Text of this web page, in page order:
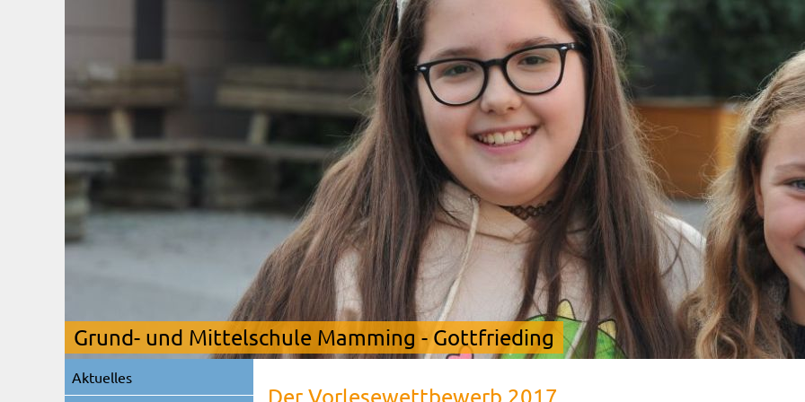
Grund- und Mittelschule Mamming - Gottfrieding
Der Vorlesewettbewerb 2017
Navigation
überspringen
Aktuelles